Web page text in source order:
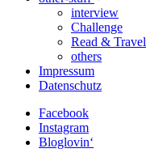
interview
Challenge
Read & Travel
others
Impressum
Datenschutz
Facebook
Instagram
Bloglovin‘